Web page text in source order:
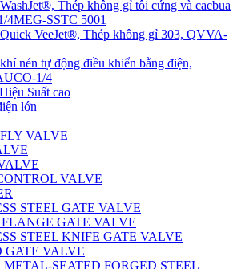
Thép không gỉ tôi cứng và cacbua
4MEG-SSTC 5001
VeeJet®, Thép không gỉ 303, QVVA-
nén tự động điều khiển bằng điện,
1/4
Suất cao
lớn
VALVE
VALVE
STEEL GATE VALVE
FLANGE GATE VALVE
STEEL KNIFE GATE VALVE
GATE VALVE
SEATED FORGED STEEL